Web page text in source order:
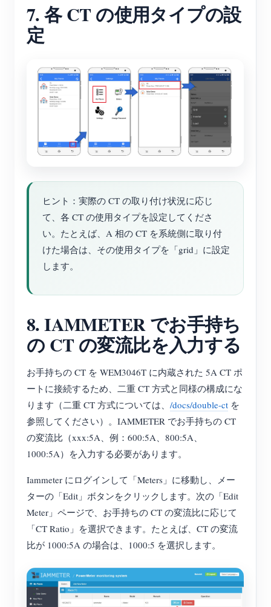
7. 各 CT の使用タイプの設
定
ヒント：実際の CT の取り付け状況に応じ
て、各 CT の使用タイプを設定してくださ
い。たとえば、A 相の CT を系統側に取り付
けた場合は、その使用タイプを「grid」に設定
します。
8. IAMMETER でお手持ち
の CT の変流比を入力する
お手持ちの CT を WEM3046T に内蔵された 5A CT ポ
ートに接続するため、二重 CT 方式と同様の構成にな
ります（二重 CT 方式については、 /docs/double-ct を
参照してください）。IAMMETER でお手持ちの CT
の変流比（xxx:5A、例：600:5A、800:5A、
1000:5A）を入力する必要があります。
Iammeter にログインして「Meters」に移動し、メー
ターの「Edit」ボタンをクリックします。次の「Edit
Meter」ページで、お手持ちの CT の変流比に応じて
「CT Ratio」を選択できます。たとえば、CT の変流
比が 1000:5A の場合は、1000:5 を選択します。